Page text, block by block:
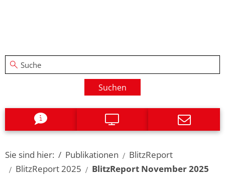
Suchen
Sie sind hier: Publikationen
BlitzReport
BlitzReport 2025
BlitzReport November 2025